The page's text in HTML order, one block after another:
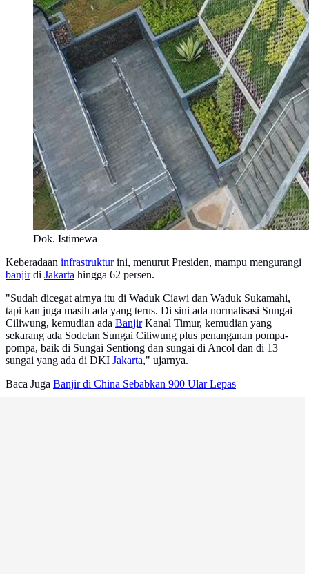
Dok. Istimewa
Keberadaan infrastrukturini, menurut Presiden, mampu mengurangi
banjirdi Jakarta hingga 62 persen.
"Sudah dicegat airnya itu di Waduk Ciawi dan Waduk Sukamahi,
tapi kan juga masih ada yang terus. Di sini ada normalisasi Sungai
Ciliwung, kemudian ada BanjirKanal Timur, kemudian yang
sekarang ada Sodetan Sungai Ciliwung plus penanganan pompa-
pompa, baik di Sungai Sentiong dan sungai di Ancol dan di 13
sungai yang ada di DKI Jakarta," ujarnya.
Baca Juga Banjir di China Sebabkan 900 Ular Lepas